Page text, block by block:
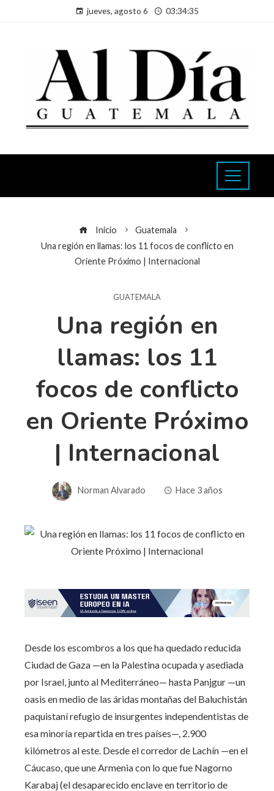
jueves, agosto 6 03:34:36
Inicio
Guatemala
Una región en llamas: los 11 focos de conflicto en
Oriente Próximo | Internacional
GUATEMALA
Una región en
llamas: los 11
focos de conflicto
en Oriente Próximo
| Internacional
Norman Alvarado Hace 3 años
Desde los escombros a los que ha quedado reducida
Ciudad de Gaza —en la Palestina ocupada y asediada
por Israel, junto al Mediterráneo— hasta Panjgur —un
oasis en medio de las áridas montañas del Baluchistán
paquistaní refugio de insurgentes independentistas de
esa minoría repartida en tres países—, 2.900
kilómetros al este. Desde el corredor de Lachín —en el
Cáucaso, que une Armenia con lo que fue Nagorno
Karabaj (el desaparecido enclave en territorio de